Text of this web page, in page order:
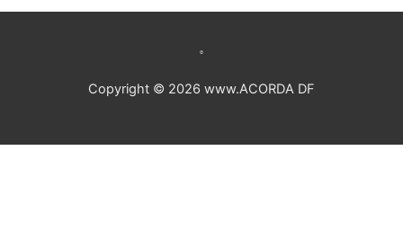
Copyright © 2026 www.ACORDA DF